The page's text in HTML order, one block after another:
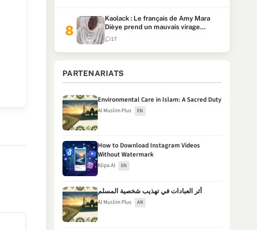
Kaolack : Le français de Amy Mara
Dièye prend un mauvais virage
(Vidéo)
17
PARTENARIATS
Environmental Care in Islam: A Sacred Duty
Al Muslim Plus EN
How to Download Instagram Videos
Without Watermark
Klipa AI EN
أثر العبادات في تهذيب شخصية المسلم
Al Muslim Plus AR